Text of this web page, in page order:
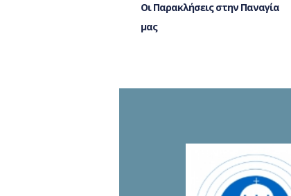
Οι Παρακλήσεις στην Παναγία
μας